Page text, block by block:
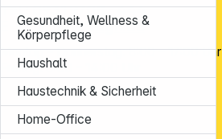
Gesundheit, Wellness &
Körperpflege
Haushalt
Haustechnik & Sicherheit
Home-Office
Tel.: 0931 9708 - 444
E-Mail:info@dgh.de
Montag – Donnerstag: 8:00 – 17:00 Uhr
Freitag: 8:00 – 14:00 Uhr